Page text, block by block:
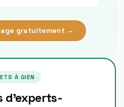
gratuitement →
À GIEN
d'experts-